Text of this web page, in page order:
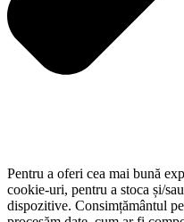
Pentru a oferi cea mai bună
cookie-uri, pentru a stoca și/
dispozitive. Consimțământul